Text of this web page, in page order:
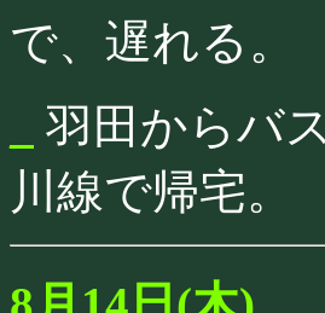
で、遅れる。
羽田からバ
川線で帰宅。